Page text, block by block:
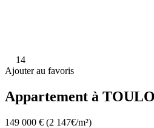
14
Ajouter au favoris
Appartement à
149 000 € (2 147€/m²)